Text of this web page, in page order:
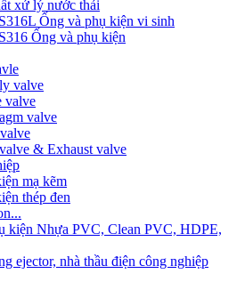
xử lý nước thải
Ống và phụ kiện vi sinh
Ống và phụ kiện
valve
valve
valve
& Exhaust valve
mạ kẽm
thép đen
kiện Nhựa PVC, Clean PVC, HDPE,
ejector, nhà thầu điện công nghiệp